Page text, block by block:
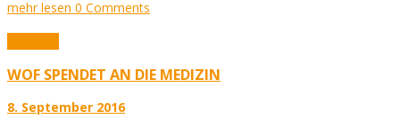
mehr lesen 0 Comments
WOF SPENDET AN DIE MEDIZIN
8. September 2016